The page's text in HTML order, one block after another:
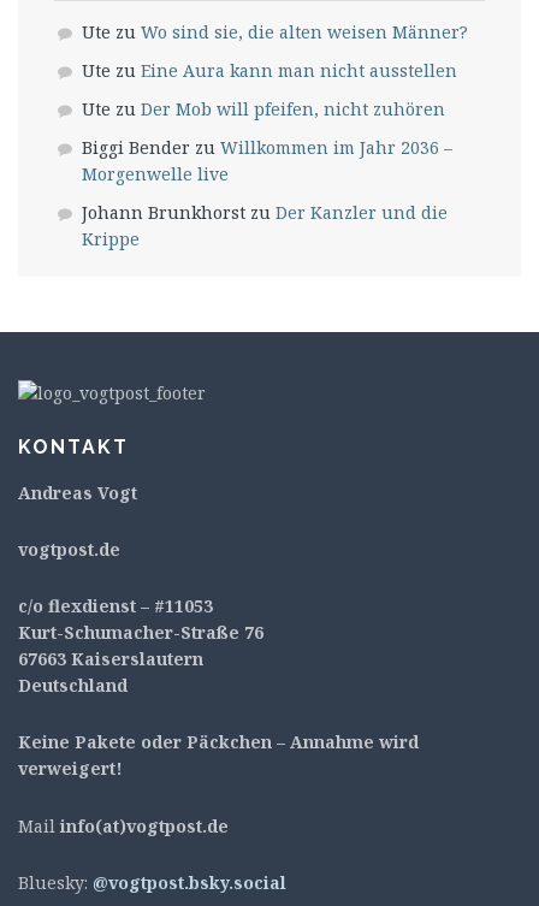
Ute zu Wo sind sie, die alten weisen Männer?
Ute zu Eine Aura kann man nicht ausstellen
Ute zu Der Mob will pfeifen, nicht zuhören
Biggi Bender zu Willkommen im Jahr 2036 –
Morgenwelle live
Johann Brunkhorst zu Der Kanzler und die
Krippe
KONTAKT
Andreas Vogt
vogtpost.de
c/o flexdienst – #11053
Kurt-Schumacher-Straße 76
67663 Kaiserslautern
Deutschland
Keine Pakete oder Päckchen – Annahme wird
verweigert!
Mail info(at)vogtpost.de
Bluesky: @vogtpost.bsky.social